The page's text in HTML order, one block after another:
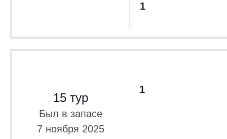
1
15 тур
Был в запасе
7 ноября 2025
1